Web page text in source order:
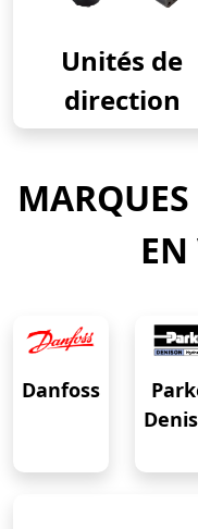
Unités de
direction
EN
Danfoss